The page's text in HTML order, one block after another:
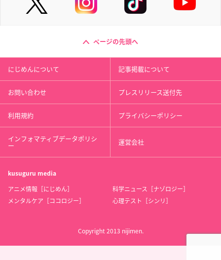
ページの先頭へ
にじめんについて 記事掲載について
お問い合わせ プレスリリース送付先
利用規約 プライバシーポリシー
インフォマティブデータポリシ
ー 運営会社
kusuguru media
アニメ情報［にじめん］
科学ニュース［ナゾロジー］
メンタルケア［ココロジー］
心理テスト［シンリ］
Copyright 2013 nijimen.